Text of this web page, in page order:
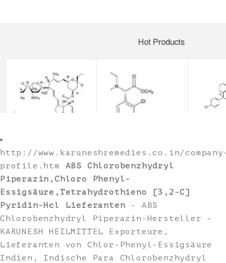
http://www.karuneshremedies.co.in/
profile.htm ABS Chlorobenzhydryl
Piperazin,Chloro Phenyl-
Essigsäure,Tetrahydrothieno [3,2-C]
Pyridin-Hcl Lieferanten - ABS
Chlorobenzhydryl Piperazin-Hersteller -
KARUNESH HEILMITTEL Exporteure,
Lieferanten von Chlor-Phenyl-Essigsäure
Indien, Indische Para Chlorobenzhydryl